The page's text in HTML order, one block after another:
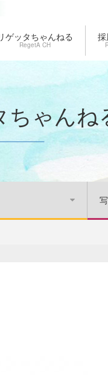
ゲッタちゃんねる
RegetA CH
ちゃんね